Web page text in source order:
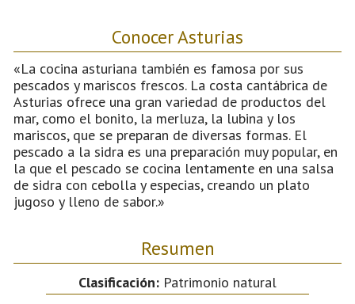
Conocer Asturias
«La cocina asturiana también es famosa por sus
pescados y mariscos frescos. La costa cantábrica de
Asturias ofrece una gran variedad de productos del
mar, como el bonito, la merluza, la lubina y los
mariscos, que se preparan de diversas formas. El
pescado a la sidra es una preparación muy popular, en
la que el pescado se cocina lentamente en una salsa
de sidra con cebolla y especias, creando un plato
jugoso y lleno de sabor.»
Resumen
Clasificación: Patrimonio natural